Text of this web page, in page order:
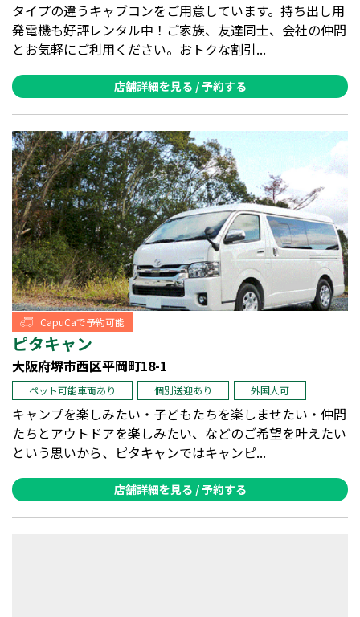
タイプの違うキャブコンをご用意しています。持ち出し用
発電機も好評レンタル中！ご家族、友達同士、会社の仲間
とお気軽にご利用ください。おトクな割引...
店舗詳細を見る / 予約する
CapuCaで予約可能
ピタキャン
大阪府堺市西区平岡町18-1
ペット可能車両あり 個別送迎あり 外国人可
キャンプを楽しみたい・子どもたちを楽しませたい・仲間
たちとアウトドアを楽しみたい、などのご希望を叶えたい
という思いから、ピタキャンではキャンピ...
店舗詳細を見る / 予約する